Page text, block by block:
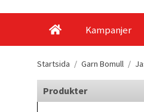
Kampanjer
Startsida / Garn Bomull /
Produkter